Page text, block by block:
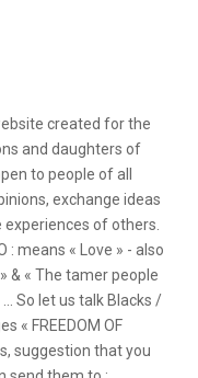
created for the
and daughters of
to people of all
exchange ideas
of others.
: means « Love » - also
& « The tamer people
So let us talk Blacks /
« FREEDOM OF
suggestion that you